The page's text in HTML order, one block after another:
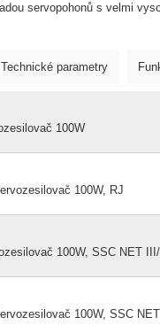
servopohonů s velmi
Technické parametry
100W
100W, RJ
100W, SSC NET III/
100W, SSC